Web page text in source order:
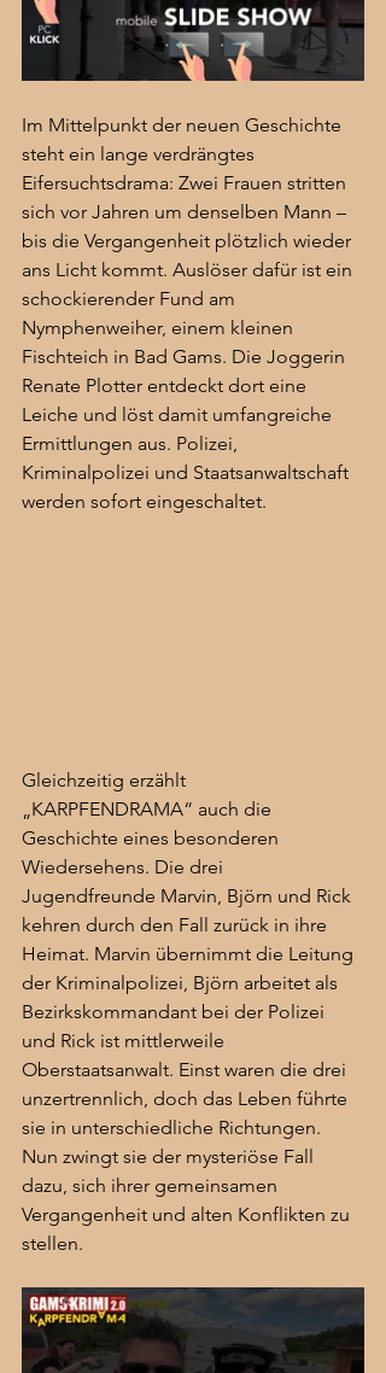
Im Mittelpunkt der neuen Geschichte
steht ein lange verdrängtes
Eifersuchtsdrama: Zwei Frauen stritten
sich vor Jahren um denselben Mann –
bis die Vergangenheit plötzlich wieder
ans Licht kommt. Auslöser dafür ist ein
schockierender Fund am
Nymphenweiher, einem kleinen
Fischteich in Bad Gams. Die Joggerin
Renate Plotter entdeckt dort eine
Leiche und löst damit umfangreiche
Ermittlungen aus. Polizei,
Kriminalpolizei und Staatsanwaltschaft
werden sofort eingeschaltet.
Gleichzeitig erzählt
„KARPFENDRAMA“ auch die
Geschichte eines besonderen
Wiedersehens. Die drei
Jugendfreunde Marvin, Björn und Rick
kehren durch den Fall zurück in ihre
Heimat. Marvin übernimmt die Leitung
der Kriminalpolizei, Björn arbeitet als
Bezirkskommandant bei der Polizei
und Rick ist mittlerweile
Oberstaatsanwalt. Einst waren die drei
unzertrennlich, doch das Leben führte
sie in unterschiedliche Richtungen.
Nun zwingt sie der mysteriöse Fall
dazu, sich ihrer gemeinsamen
Vergangenheit und alten Konflikten zu
stellen.